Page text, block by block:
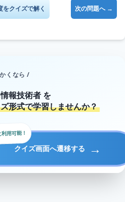
をクイズで解く 次の問題へ →
くなら /
報技術者 を
形式で学習しませんか？
クイズ画面へ遷移する →
用可能！